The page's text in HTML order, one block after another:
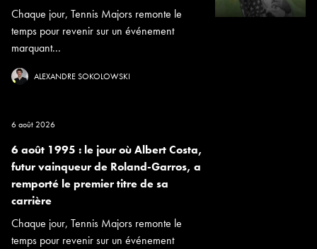
Chaque jour, Tennis Majors remonte le
temps pour revenir sur un événement
marquant...
ALEXANDRE SOKOLOWSKI
6 août 2026
6 août 1995 : le jour où Albert Costa,
futur vainqueur de Roland-Garros, a
remporté le premier titre de sa
carrière
Chaque jour, Tennis Majors remonte le
temps pour revenir sur un événement